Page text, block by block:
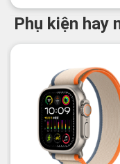
Phụ kiện hay